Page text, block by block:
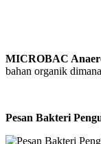
MICROBAC
bahan organik
Pesan Bakteri